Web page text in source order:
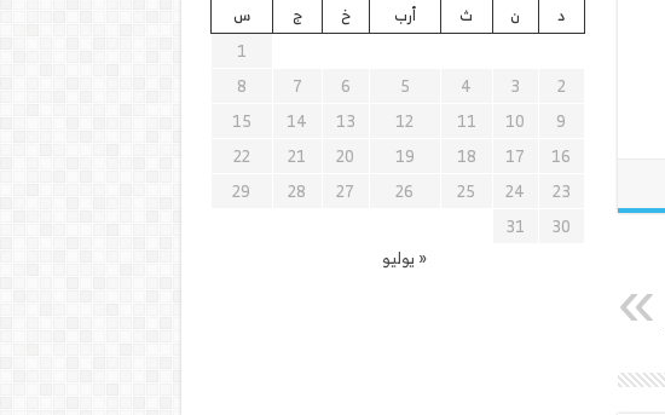
د
ن ث أرب خ ج
س
1
2
3
4
5
6
7
8
9
10
11
12
13
14
15
16
17
18
19
20
21
22
23
24
25
26
27
28
29
30
31
« يوليو